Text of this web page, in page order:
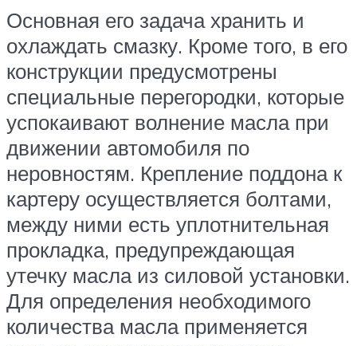
Основная его задача хранить и
охлаждать смазку. Кроме того, в его
конструкции предусмотрены
специальные перегородки, которые
успокаивают волнение масла при
движении автомобиля по
неровностям. Крепление поддона к
картеру осуществляется болтами,
между ними есть уплотнительная
прокладка, предупреждающая
утечку масла из силовой установки.
Для определения необходимого
количества масла применяется